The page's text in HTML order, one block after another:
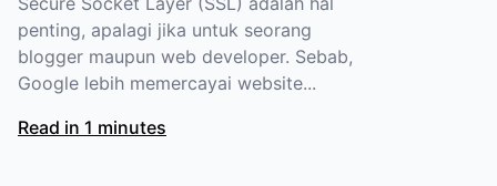
penting, apalagi jika untuk seorang
blogger maupun web developer. Sebab,
Google lebih memercayai website...
Read in 1 minutes